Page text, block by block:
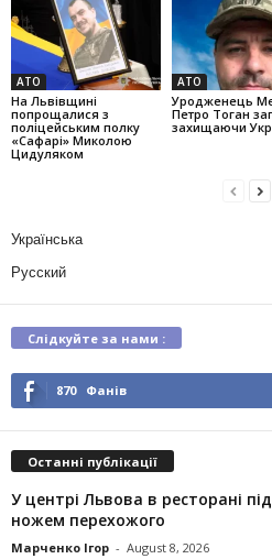
АТО
На Львівщині
попрощалися з
поліцейським полку
«Сафарі» Миколою
Цидуляком
АТО
Уродженець
Петро Тоган
захищаючи
Українська
Русский
Слідкуйте за нами :
870 Фанів
Останні публікації
У центрі Львова в ресторані
ножем перехожого
Марченко Ігор - August 8, 2026